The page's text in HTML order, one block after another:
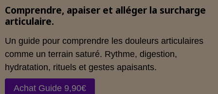
Comprendre, apaiser et alléger la surcharge
articulaire.
Un guide pour comprendre les douleurs articulaires
comme un terrain saturé. Rythme, digestion,
hydratation, rituels et gestes apaisants.
Achat Guide 9,90€